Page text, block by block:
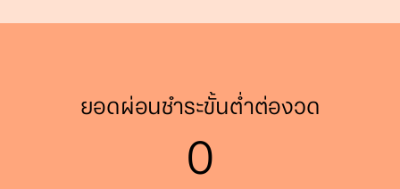
ยอดผ่อนชำระขั้นต่ำต่องวด
0